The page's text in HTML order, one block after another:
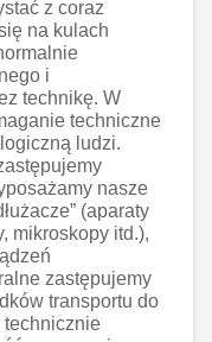
z coraz
na kulach
i
technikę. W
techniczne
ludzi.
nasze
(aparaty
mikroskopy itd.),
zastępujemy
transportu do
technicznie